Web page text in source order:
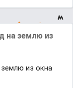
на землю из
из окна